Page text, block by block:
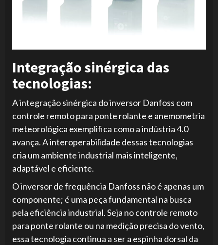
Integração sinérgica das
tecnologias:
A integração sinérgica do inversor Danfoss com
controle remoto para ponte rolante e anemometria
meteorológica exemplifica como a indústria 4.0
avança. A interoperabilidade dessas tecnologias
cria um ambiente industrial mais inteligente,
adaptável e eficiente.
O inversor de frequência Danfoss não é apenas um
componente; é uma peça fundamental na busca
pela eficiência industrial. Seja no controle remoto
para ponte rolante ou na medição precisa do vento,
essa tecnologia continua a ser a espinha dorsal da